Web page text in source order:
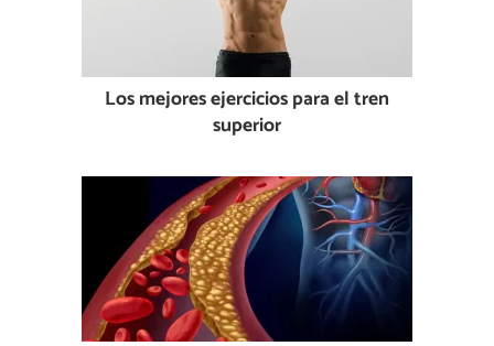
Los mejores ejercicios para el tren
superior